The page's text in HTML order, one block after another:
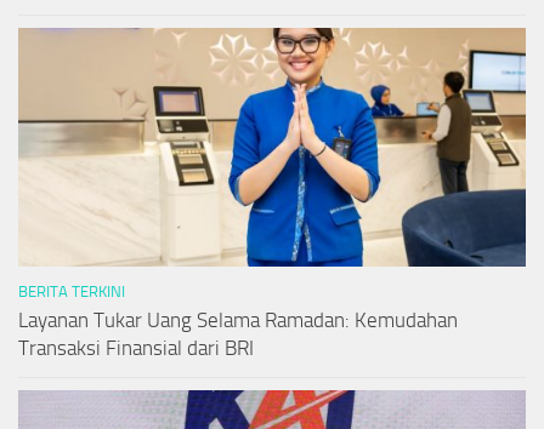
BERITA TERKINI
Layanan Tukar Uang Selama Ramadan: Kemudahan
Transaksi Finansial dari BRI